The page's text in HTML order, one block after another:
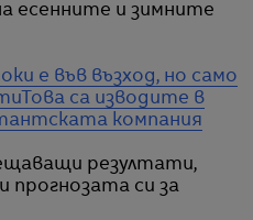
есенните и зимните
е във възход, но само
Това са изводите в
компания
резултати,
прогнозата си за